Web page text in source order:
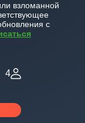
взломанной
с
4